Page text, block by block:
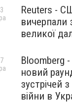
Reuters -
вичерпали
великої
Bloomberg
новий
зустрічей
війни в